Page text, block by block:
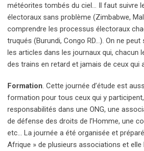
météorites tombés du ciel… Il faut suivre
électoraux sans problème (Zimbabwe,
comprendre les processus électoraux
truqués (Burundi, Congo RD…). On ne
les articles dans les journaux qui, chacun
des trains en retard et jamais de ceux qui
Formation. Cette journée d’étude est
formation pour tous ceux qui y
responsabilités dans une ONG, une
de défense des droits de l’Homme, une
etc… La journée a été organisée et
Afrique » de plusieurs associations et elle